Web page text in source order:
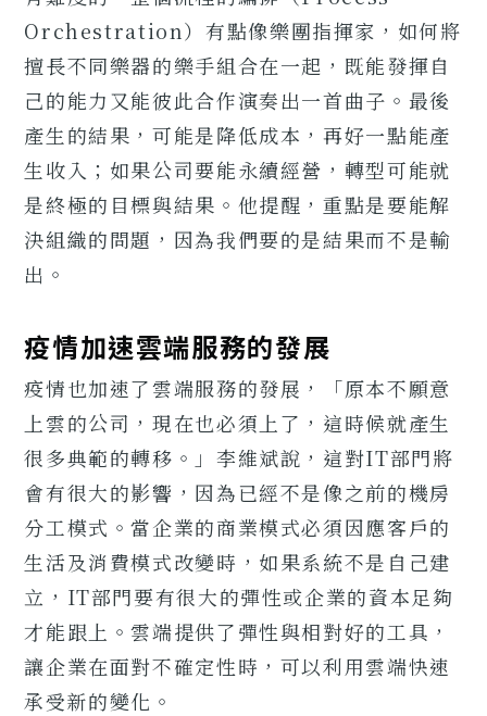
Orchestration）有點像樂團指揮家，如何將
擅長不同樂器的樂手組合在一起，既能發揮自
己的能力又能彼此合作演奏出一首曲子。最後
產生的結果，可能是降低成本，再好一點能產
生收入；如果公司要能永續經營，轉型可能就
是終極的目標與結果。他提醒，重點是要能解
決組織的問題，因為我們要的是結果而不是輸
出。
疫情加速雲端服務的發展
疫情也加速了雲端服務的發展，「原本不願意
上雲的公司，現在也必須上了，這時候就產生
很多典範的轉移。」李維斌說，這對IT部門將
會有很大的影響，因為已經不是像之前的機房
分工模式。當企業的商業模式必須因應客戶的
生活及消費模式改變時，如果系統不是自己建
立，IT部門要有很大的彈性或企業的資本足夠
才能跟上。雲端提供了彈性與相對好的工具，
讓企業在面對不確定性時，可以利用雲端快速
承受新的變化。